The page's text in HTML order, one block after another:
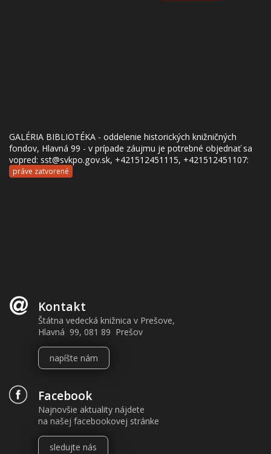
GALÉRIA BIBLIOTÉKA - oddelenie historických knižničných
fondov, Hlavná 99 - v prípade záujmu je potrebné objednať sa
vopred: sst@svkpo.gov.sk, +421512451115, +421512451107:
práve zatvorené
Kontakt
Štátna vedecká knižnica v Prešove,
Hlavná 99, 081 89 Prešov
napíšte nám
Facebook
Najnovšie aktuality nájdete
na našej facebookovej stránke
sledujte nás